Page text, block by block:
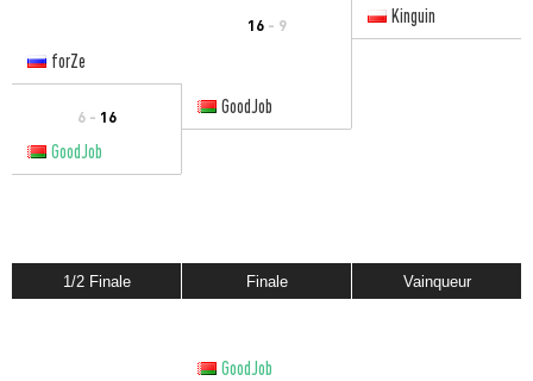
16- 9
Kinguin
forZe
6 - 16
GoodJob
GoodJob
1/2 Finale Finale Vainqueur
GoodJob